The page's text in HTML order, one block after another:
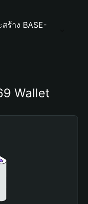
ร้าง BASE-
Wallet